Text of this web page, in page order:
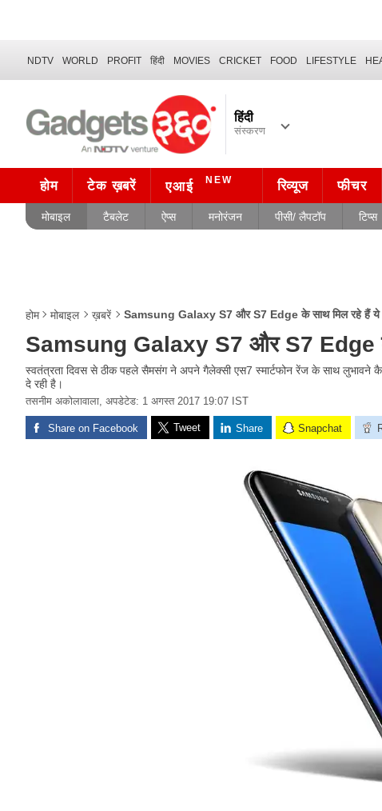
NDTV WORLD PROFIT हिंदी MOVIES CRICKET FOOD LIFESTYLE
हिंदी
संस्करण
होम टेक ख़बरें एआई NEW रिव्यूज फीचर
मोबाइल टैबलेट ऐप्स मनोरंजन पीसी/ लैपटॉप टिप्स
होम मोबाइल ख़बरें Samsung Galaxy S7 और S7 Edge के साथ मिल रहे हैं
Samsung Galaxy S7 और S7 Edge
स्वतंत्रता दिवस से ठीक पहले सैमसंग ने अपने गैलेक्सी एस7 स्मार्टफोन रेंज के साथ
दे रही है।
तसनीम अकोलावाला, अपडेटेड: 1 अगस्त 2017 19:07 IST
Share on Facebook Tweet Share Snapchat